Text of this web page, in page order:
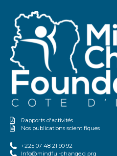
Rapports d'activités
Nos publications scientifiques
+225 07 48 21 90 92
Info@mindful-change.ci.org